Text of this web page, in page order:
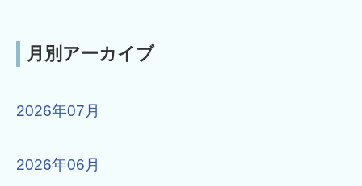
月別アーカイブ
2026年07月
2026年06月